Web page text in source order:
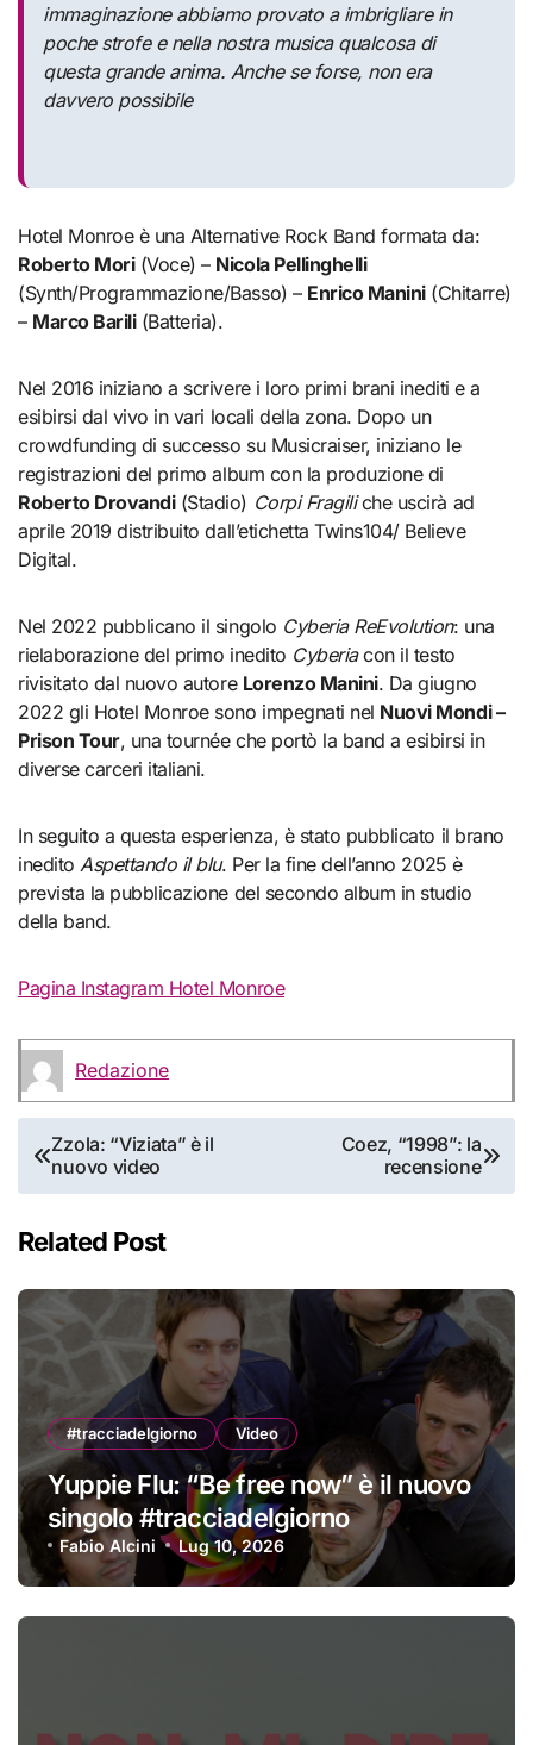
immaginazione abbiamo provato a imbrigliare in
poche strofe e nella nostra musica qualcosa di
questa grande anima. Anche se forse, non era
davvero possibile
Hotel Monroe è una Alternative Rock Band formata da:
Roberto Mori(Voce) – Nicola Pellinghelli
(Synth/Programmazione/Basso) – Enrico Manini(Chitarre)
– Marco Barili(Batteria).
Nel 2016 iniziano a scrivere i loro primi brani inediti e a
esibirsi dal vivo in vari locali della zona. Dopo un
crowdfunding di successo su Musicraiser, iniziano le
registrazioni del primo album con la produzione di
Roberto Drovandi(Stadio) Corpi Fragiliche uscirà ad
aprile 2019 distribuito dall’etichetta Twins104/ Believe
Digital.
Nel 2022 pubblicano il singolo Cyberia ReEvolution: una
rielaborazione del primo inedito Cyberiacon il testo
rivisitato dal nuovo autore Lorenzo Manini. Da giugno
2022 gli Hotel Monroe sono impegnati nel Nuovi Mondi –
Prison Tour, una tournée che portò la band a esibirsi in
diverse carceri italiani.
In seguito a questa esperienza, è stato pubblicato il brano
ineditoAspettando il blu. Per la fine dell’anno 2025 è
prevista la pubblicazione del secondo album in studio
della band.
Pagina Instagram Hotel Monroe
Redazione
Navigazione
articoli
Zzola: “Viziata” è il
nuovo video
Coez, “1998”: la
recensione
Related Post
#tracciadelgiorno Video
Yuppie Flu: “Be free now” è il nuovo
singolo #tracciadelgiorno
Fabio Alcini Lug 10, 2026